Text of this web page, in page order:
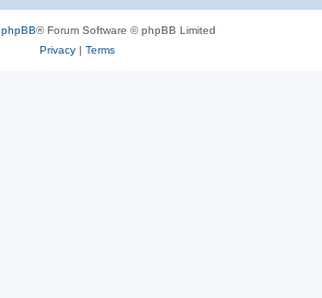
phpBB® Forum Software © phpBB Limited
Privacy| Terms